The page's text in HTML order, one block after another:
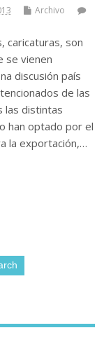
Archivo
caricaturas, son
se vienen
discusión país
de las
las distintas
han optado por el
la exportación,…